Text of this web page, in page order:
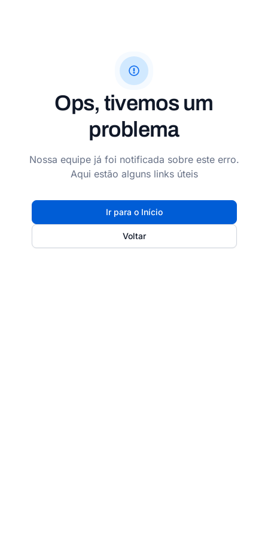
Ops, tivemos um
problema
Nossa equipe já foi notificada sobre este erro.
Aqui estão alguns links úteis
Ir para o Início
Voltar